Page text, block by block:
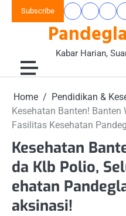
Subscribe
Kabar Harian,
BerandaBanten
Raya
Gaya
Hidup
&
Home
Pendidikan &
Kesehatan Banten! Banten
Fasilitas Kesehatan
Kesehatan
da Klb Polio,
ehatan
aksinasi!